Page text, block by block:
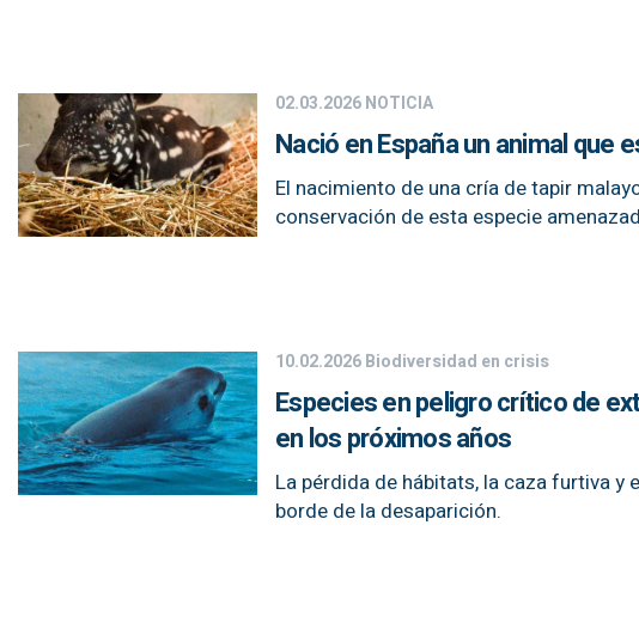
02.03.2026NOTICIA
Nació en España un animal que
El nacimiento de una cría de tapir
conservación de esta especie
10.02.2026Biodiversidad en crisis
Especies en peligro crítico de
en los próximos años
La pérdida de hábitats, la caza furtiva
borde de la desaparición.